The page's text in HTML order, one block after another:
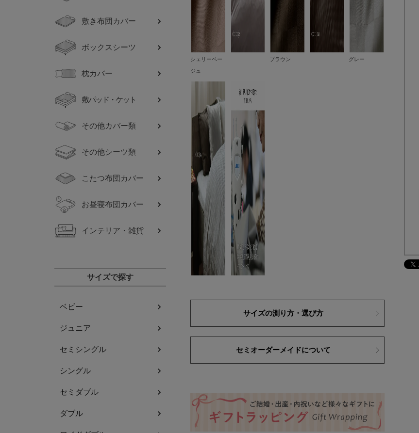
敷き布団カバー
ボックスシーツ
枕カバー
敷パッド・ケット
その他カバー類
その他シーツ類
こたつ布団カバー
お昼寝布団カバー
インテリア・雑貨
サイズで探す
ベビー
ジュニア
セミシングル
シングル
セミダブル
ダブル
シェリーベー
ジュ
ブラウン グレー
サイズの測り方・選び方
セミオーダーメイドについて